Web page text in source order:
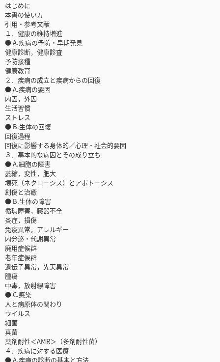
はじめに
本書の使い方
引用・参考文献
１．健康の維持増進
● A.疾病の予防・早期発見
健康診断，健康診査
予防接種
健康教育
２．疾病の成立と疾病からの回復
● A.疾病の要因
内因，外因
生活習慣
ストレス
● B.生体の回復
回復過程
回復に影響する身体的／心理・社会的要因
３．基本的な病因とその成り立ち
● A.細胞の障害
萎縮，変性，肥大
壊死（ネクローシス）とアポトーシス
創傷と治癒
● B.生体の障害
循環障害，臓器不全
炎症，損傷
免疫異常，アレルギー
内分泌・代謝異常
廃用症候群
老年症候群
遺伝子異常，先天異常
腫瘍
中毒，放射線障害
● C.感染
人と病原体の関わり
ウイルス
細菌
真菌
薬剤耐性＜AMR＞（多剤耐性菌）
４．疾病に対する医療
● A.疾病の診断の基本と方法